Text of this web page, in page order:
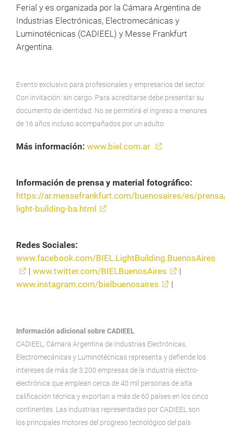
Ferial y es organizada por la Cámara Argentina de
Industrias Electrónicas, Electromecánicas y
Luminotécnicas (CADIEEL) y Messe Frankfurt
Argentina.
Evento exclusivo para profesionales y empresarios del sector.
Con invitación: sin cargo. Para acreditarse debe presentar su
documento de identidad. No se permitirá el ingreso a menores
de 16 años incluso acompañados por un adulto.
Más información: www.biel.com.ar
Información de prensa y material fotográfico:
https://ar.messefrankfurt.com/buenosaires/es/
light-building-ba.html
Redes Sociales:
www.facebook.com/BIEL.LightBuilding.BuenosAires
| www.twitter.com/BIELBuenosAires
|
www.instagram.com/bielbuenosaires
|
Información adicional sobre CADIEEL
CADIEEL, Cámara Argentina de Industrias Electrónicas,
Electromecánicas y Luminotécnicas representa y defiende los
intereses de más de 3.200 empresas de la industria electro-
electrónica que emplean cerca de 40 mil personas de alta
calificación técnica y exportan a más de 60 países en los cinco
continentes. Las industrias representadas por CADIEEL son
los principales motores del progreso tecnológico del país